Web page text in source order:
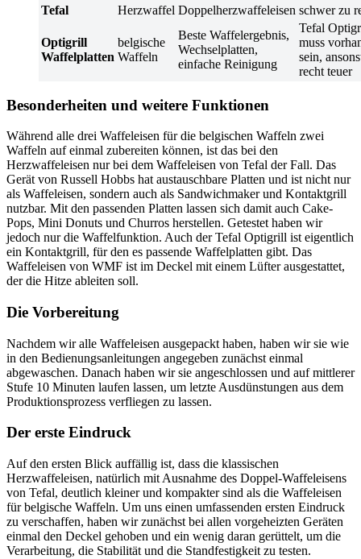
Tefal
Herzwaffel Doppelherzwaffeleisen schwer zu
Optigrill
Waffelplatten
belgische
Waffeln
Beste Waffelergebnis,
Wechselplatten,
einfache Reinigung
Tefal
muss
sein,
recht teuer
Besonderheiten und weitere Funktionen
Während alle drei Waffeleisen für die belgischen Waffeln zwei
Waffeln auf einmal zubereiten können, ist das bei den
Herzwaffeleisen nur bei dem Waffeleisen von Tefal der Fall. Das
Gerät von Russell Hobbs hat austauschbare Platten und ist nicht nur
als Waffeleisen, sondern auch als Sandwichmaker und Kontaktgrill
nutzbar. Mit den passenden Platten lassen sich damit auch Cake-
Pops, Mini Donuts und Churros herstellen. Getestet haben wir
jedoch nur die Waffelfunktion. Auch der Tefal Optigrill ist eigentlich
ein Kontaktgrill, für den es passende Waffelplatten gibt. Das
Waffeleisen von WMF ist im Deckel mit einem Lüfter ausgestattet,
der die Hitze ableiten soll.
Die Vorbereitung
Nachdem wir alle Waffeleisen ausgepackt haben, haben wir sie wie
in den Bedienungsanleitungen angegeben zunächst einmal
abgewaschen. Danach haben wir sie angeschlossen und auf mittlerer
Stufe 10 Minuten laufen lassen, um letzte Ausdünstungen aus dem
Produktionsprozess verfliegen zu lassen.
Der erste Eindruck
Auf den ersten Blick auffällig ist, dass die klassischen
Herzwaffeleisen, natürlich mit Ausnahme des Doppel-Waffeleisens
von Tefal, deutlich kleiner und kompakter sind als die Waffeleisen
für belgische Waffeln. Um uns einen umfassenden ersten Eindruck
zu verschaffen, haben wir zunächst bei allen vorgeheizten Geräten
einmal den Deckel gehoben und ein wenig daran gerüttelt, um die
Verarbeitung, die Stabilität und die Standfestigkeit zu testen.